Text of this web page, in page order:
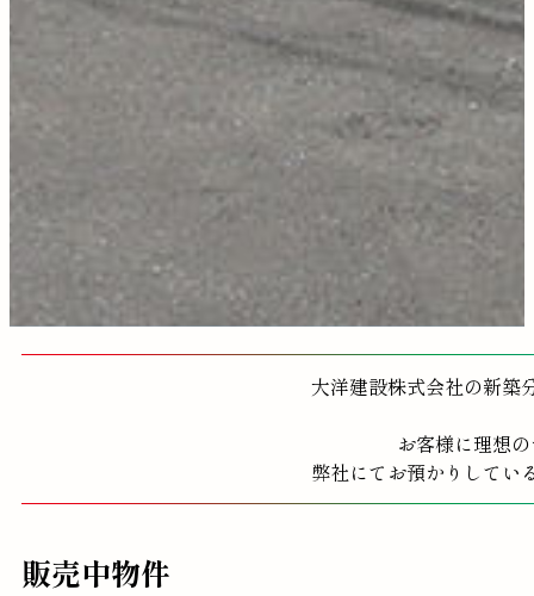
大洋建設株式会社の新築
お客様に理想
弊社にてお預かりしてい
販売中物件